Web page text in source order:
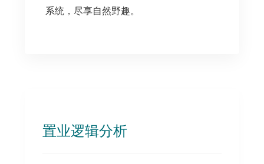
系统，尽享自然野趣。
置业逻辑分析